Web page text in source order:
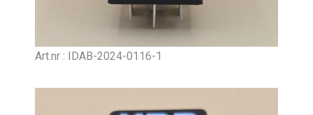
Art.nr : IDAB-2024-0116-1